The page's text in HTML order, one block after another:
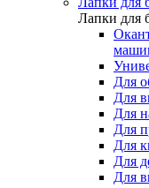
Лапки для
Для
Для
Для
Для
Для
Для
Для